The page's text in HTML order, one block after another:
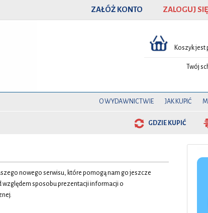
ZALOGUJ SIĘ
ZAŁÓŻ KONTO
Koszyk jest
Twój
O WYDAWNICTWIE JAK KUPIĆ
GDZIE KUPIĆ
nowego serwisu, które pomogą nam go jeszcze
względem sposobu prezentacji informacji o